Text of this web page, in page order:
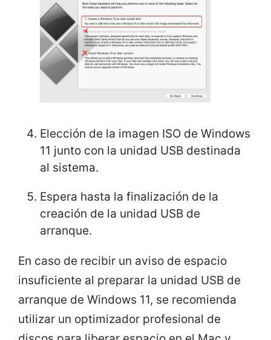
Elección de la imagen ISO de Windows
11 junto con la unidad USB destinada
al sistema.
Espera hasta la finalización de la
creación de la unidad USB de
arranque.
En caso de recibir un aviso de espacio
insuficiente al preparar la unidad USB de
arranque de Windows 11, se recomienda
utilizar un optimizador profesional de